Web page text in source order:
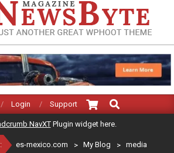
Login Support
Search
NavXTPlugin widget here.
es-mexico.com > My Blog > media